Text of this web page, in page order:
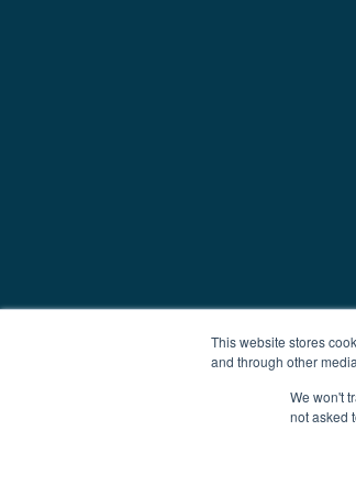
This website stores
and through other
We won't
not asked